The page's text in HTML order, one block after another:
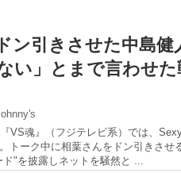
ン引きさせた中島健
い」とまで言わせ
VS魂』（フジテレビ系）では、
トーク中に相葉さんをドン引きさせ
"を披露しネットを騒然と ...